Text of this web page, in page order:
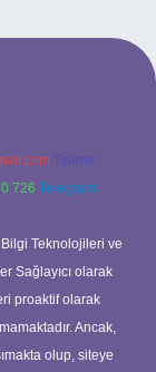
Teams:
726 Telegram:
Teknolojileri ve
Sağlayıcı olarak
proaktif olarak
Ancak,
olup, siteye